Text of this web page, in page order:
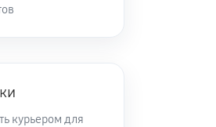
курьером для